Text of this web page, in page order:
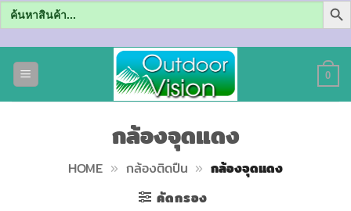
Search
for:
0
กล้องจุดแดง
HOME » กล้องติดปืน » กล้องจุดแดง
คัดกรอง